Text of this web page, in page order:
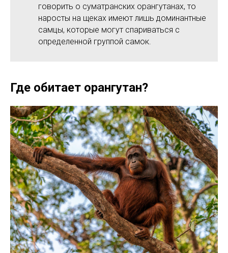
говорить о суматранских орангутанах, то
наросты на щеках имеют лишь доминантные
самцы, которые могут спариваться с
определенной группой самок.
Где обитает орангутан?